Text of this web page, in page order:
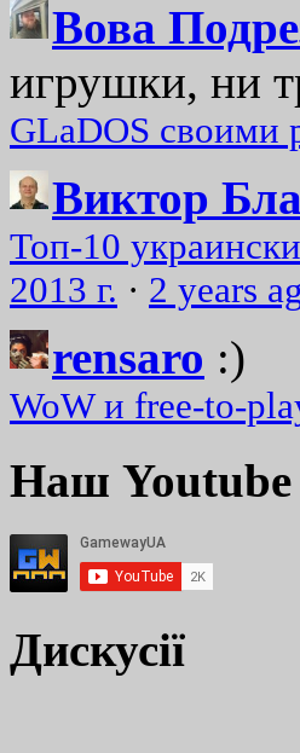
Вова
игрушки, ни
GLaDOS своими
Виктор
Топ-10
2013 г. · 2 years
rensaro :)
WoW и free-to-
Наш Youtube
Дискусії